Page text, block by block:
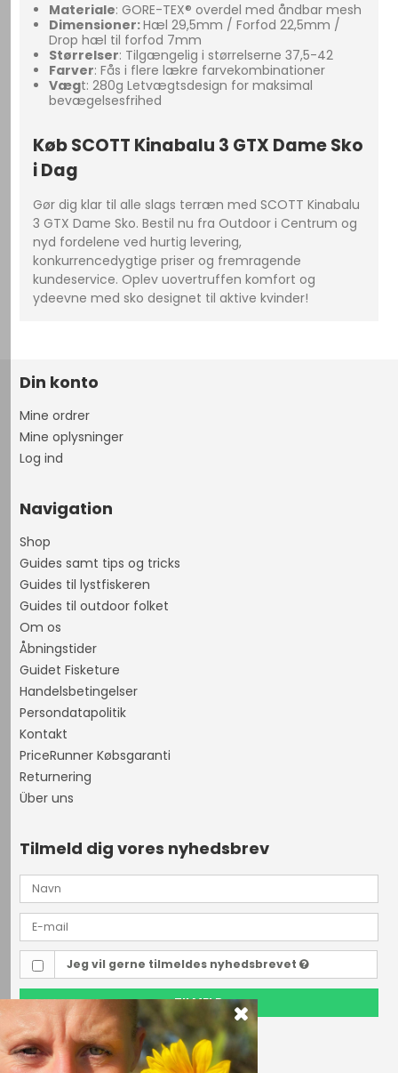
Materiale: GORE-TEX® overdel med åndbar mesh
Dimensioner:Hæl 29,5mm / Forfod 22,5mm /
Drop hæl til forfod 7mm
Størrelser: Tilgængelig i størrelserne 37,5-42
Farver: Fås i flere lækre farvekombinationer
Vægt: 280g Letvægtsdesign for maksimal
bevægelsesfrihed
Køb SCOTT Kinabalu 3 GTX Dame Sko
i Dag
Gør dig klar til alle slags terræn med SCOTT Kinabalu
3 GTX Dame Sko. Bestil nu fra Outdoor i Centrum og
nyd fordelene ved hurtig levering,
konkurrencedygtige priser og fremragende
kundeservice. Oplev uovertruffen komfort og
ydeevne med sko designet til aktive kvinder!
Din konto
Mine ordrer
Mine oplysninger
Log ind
Navigation
Shop
Guides samt tips og tricks
Guides til lystfiskeren
Guides til outdoor folket
Om os
Åbningstider
Guidet Fisketure
Handelsbetingelser
Persondatapolitik
Kontakt
PriceRunner Købsgaranti
Returnering
Über uns
Tilmeld dig vores nyhedsbrev
Jeg vil gerne tilmeldes nyhedsbrevet
TILMELD
Outdoor i Centrum